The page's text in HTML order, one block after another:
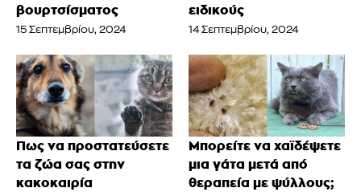
βουρτσίσματος
15 Σεπτεμβρίου, 2024
ειδικούς
14 Σεπτεμβρίου, 2024
Πως να προστατεύσετε
τα ζώα σας στην
κακοκαιρία
Μπορείτε να χαϊδέψετε
μια γάτα μετά από
θεραπεία με ψύλλους;